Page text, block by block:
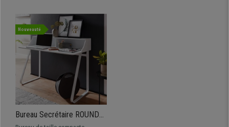
Nouveauté
Bureau Secrétaire ROUNDY,
Style Industriel, Dimensions